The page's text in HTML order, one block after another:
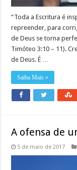
“Toda a Escritura é
repreender, para
de Deus se torna
Timóteo 3:10 – 11).
de Deus. É …
Saiba Mais »
A ofensa de
5 de maio de 2017